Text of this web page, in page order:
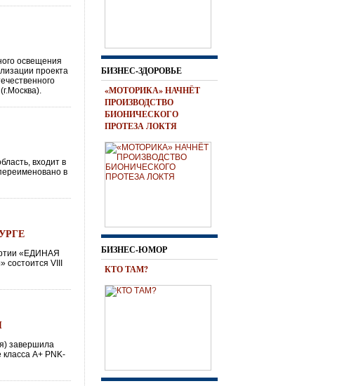
освещения
проекта
входит в
в
«ЕДИНАЯ
VIII
завершила
А+ PNK-
БИЗНЕС-ЗДОРОВЬЕ
«МОТОРИКА» НАЧНЁТ
ПРОИЗВОДСТВО
БИОНИЧЕСКОГО
ПРОТЕЗА ЛОКТЯ
БИЗНЕС-ЮМОР
КТО ТАМ?